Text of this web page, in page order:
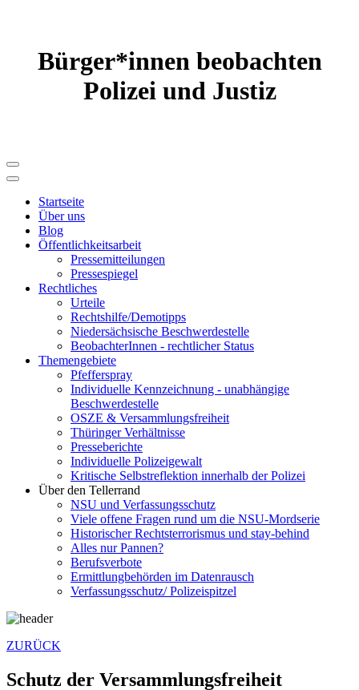
Bürger*innen beobachten
Polizei und Justiz
Startseite
Über uns
Blog
Öffentlichkeitsarbeit
Pressemitteilungen
Pressespiegel
Rechtliches
Urteile
Rechtshilfe/Demotipps
Niedersächsische Beschwerde­stelle
BeobachterInnen - rechtlicher Status
Themengebiete
Pfefferspray
Individuelle Kennzeichnung - unabhängige
Beschwerde­stelle
OSZE & Versammlungsfreiheit
Thüringer Verhältnisse
Presseberichte
Individuelle Polizeigewalt
Kritische Selbstreflektion innerhalb der Polizei
Über den Tellerrand
NSU und Verfassungsschutz
Viele offene Fragen rund um die NSU-Mordserie
Historischer Rechtsterrorismus und stay-behind
Alles nur Pannen?
Berufsverbote
Ermittlungbehörden im Datenrausch
Verfassungsschutz/ Polizeispitzel
ZURÜCK
Schutz der Versammlungsfreiheit